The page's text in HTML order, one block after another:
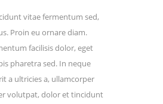
vitae fermentum sed,
Proin eu ornare diam.
facilisis dolor, eget
pharetra sed. In neque
a ultricies a, ullamcorper
volutpat, dolor et tincidunt